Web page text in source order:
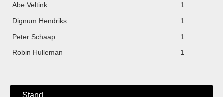
Abe Veltink
1
Dignum Hendriks
1
Peter Schaap
1
Robin Hulleman
1
Stand